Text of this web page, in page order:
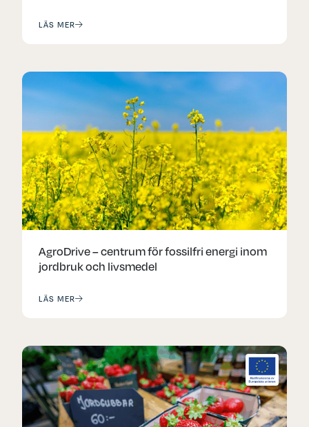
LÄS MER
AgroDrive – centrum för fossilfri energi inom
jordbruk och livsmedel
LÄS MER